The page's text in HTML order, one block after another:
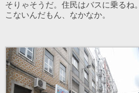
そりゃそうだ。住民はバスに乗るね。
こないんだもん、なかなか。